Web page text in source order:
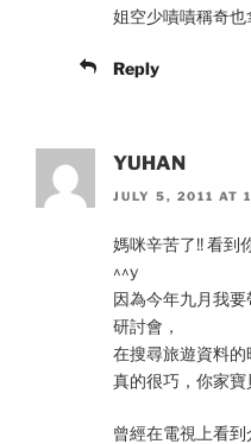
姐空少嘖嘖稱奇也
Reply
YUHAN
JULY 5, 2011 AT
媽咪辛苦了!! 看到
^^y
因為今年九月我
研討會，
在搜尋旅遊資料的
真的很巧，你家
曾經在電視上看到